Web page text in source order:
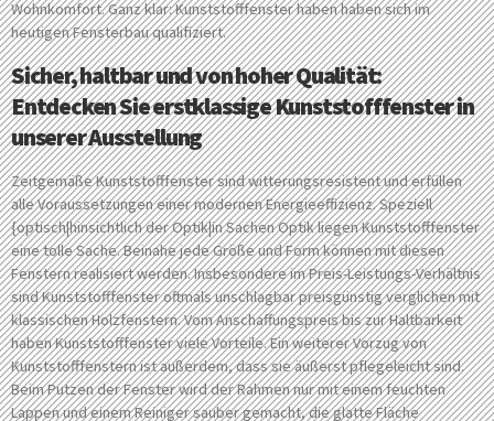
Wohnkomfort. Ganz klar: Kunststofffenster haben haben sich im
heutigen Fensterbau qualifiziert.
Sicher, haltbar und von hoher Qualität:
Entdecken Sie erstklassige Kunststofffenster in
unserer Ausstellung
Zeitgemäße Kunststofffenster sind witterungsresistent und erfüllen
alle Voraussetzungen einer modernen Energieeffizienz. Speziell
{optisch|hinsichtlich der Optik|in Sachen Optik liegen Kunststofffenster
eine tolle Sache. Beinahe jede Größe und Form können mit diesen
Fenstern realisiert werden. Insbesondere im Preis-Leistungs-Verhältnis
sind Kunststofffenster oftmals unschlagbar preisgünstig verglichen mit
klassischen Holzfenstern. Vom Anschaffungspreis bis zur Haltbarkeit
haben Kunststofffenster viele Vorteile. Ein weiterer Vorzug von
Kunststofffenstern ist außerdem, dass sie äußerst pflegeleicht sind.
Beim Putzen der Fenster wird der Rahmen nur mit einem feuchten
Lappen und einem Reiniger sauber gemacht, die glatte Fläche